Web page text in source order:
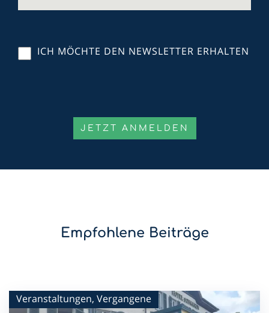
ICH MÖCHTE DEN NEWSLETTER ERHALTEN
Empfohlene Beiträge
Veranstaltungen, Vergangene